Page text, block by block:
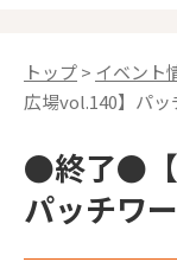
トップ> イベント
広場vol.140】パ
●終了●【
パッチワ